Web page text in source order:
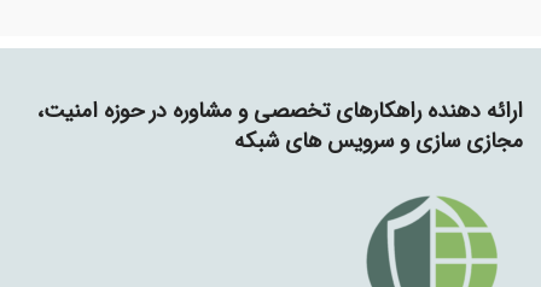
ارائه دهنده راهکارهای تخصصی و مشاوره در حوزه امنیت،
مجازی سازی و سرویس های شبکه